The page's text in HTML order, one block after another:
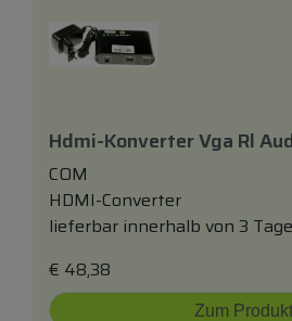
Hdmi-Konverter Vga Rl
COM
HDMI-Converter
lieferbar innerhalb von 3
€ 48,38
Zum Produkt